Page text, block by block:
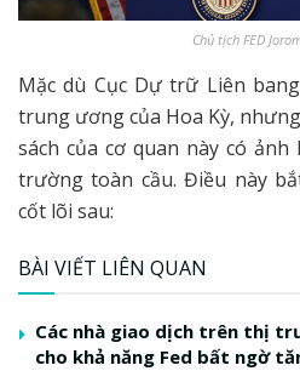
Chủ tịch FED
Mặc dù Cục Dự trữ Liên
trung ương của Hoa Kỳ,
sách của cơ quan này có
trường toàn cầu. Điều này
cốt lõi sau:
BÀI VIẾT LIÊN QUAN
Các nhà giao dịch trên thị
cho khả năng Fed bất ngờ